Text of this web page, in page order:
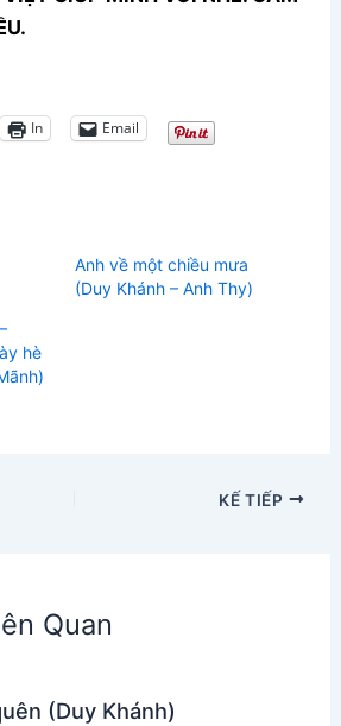
In Email
Anh về một chiều mưa
(Duy Khánh – Anh Thy)
hè
KẾ TIẾP
Quan
(Duy Khánh)